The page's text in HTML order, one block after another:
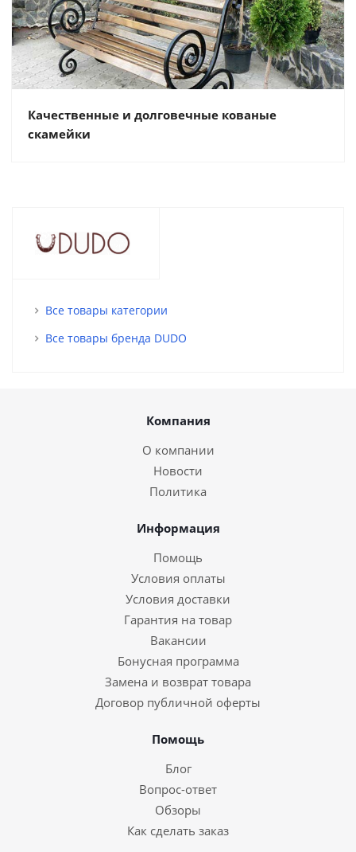
Качественные и долговечные кованые
скамейки
Все товары категории
Все товары бренда DUDO
Компания
О компании
Новости
Политика
Информация
Помощь
Условия оплаты
Условия доставки
Гарантия на товар
Вакансии
Бонусная программа
Замена и возврат товара
Договор публичной оферты
Помощь
Блог
Вопрос-ответ
Обзоры
Как сделать заказ